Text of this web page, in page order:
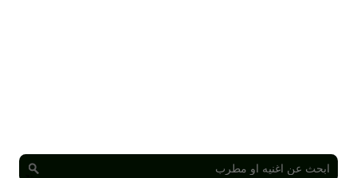
قسم اغاني مصرية